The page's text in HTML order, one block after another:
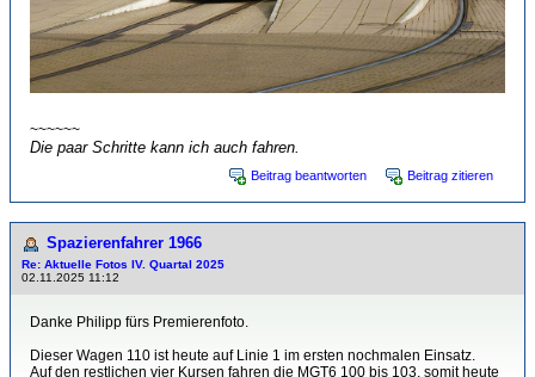
~~~~~~
Die paar Schritte kann ich auch fahren.
Beitrag beantworten Beitrag zitieren
Spazierenfahrer 1966
Re: Aktuelle Fotos IV. Quartal 2025
02.11.2025 11:12
Danke Philipp fürs Premierenfoto.
Dieser Wagen 110 ist heute auf Linie 1 im ersten nochmalen Einsatz.
Auf den restlichen vier Kursen fahren die MGT6 100 bis 103, somit heute